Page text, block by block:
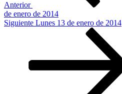
Anterior
de enero de 2014
Siguiente
Siguiente Lunes 13 de enero de 2014